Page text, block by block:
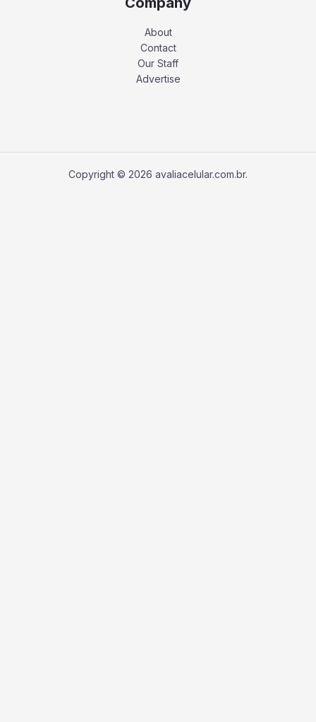
About
Contact
Our Staff
Advertise
Copyright © 2026 avaliacelular.com.br.